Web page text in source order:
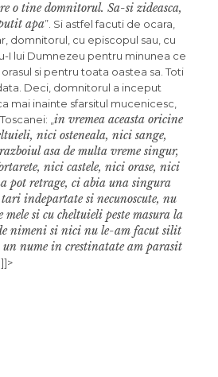
o tine domnitorul. Sa-si zideasca,
apa”. Si astfel facuti de ocara,
domnitorul, cu episcopul sau, cu
I lui Dumnezeu pentru minunea ce
si pentru toata oastea sa. Toti
Deci, domnitorul a inceput
mai inainte sfar­situl mucenicesc,
„ in vremea aceasta oricine
nici osteneala, nici sange,
asa de multa vreme singur,
nici cas­tele, nici orase, nici
pot retrage, ci abia una sin­gura
indepartate si necunoscute, nu
si cu chel­tuieli peste masura la
nimeni si nici nu le-am facut silit
un nume in crestinatate am parasit